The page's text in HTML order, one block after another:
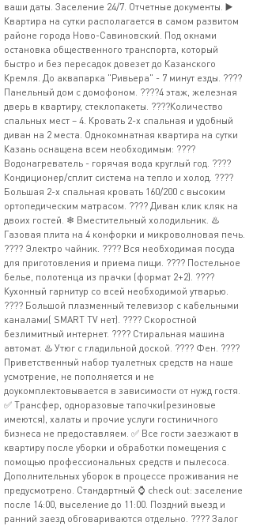
ваши даты. Заселение 24/7. Отчетные документы. ▶️
Квартира на сутки располагается в самом развитом
районе города Ново-Савиновский. Под окнами
остановка общественного транспорта, который
быстро и без пересадок довезет до Казанского
Кремля. До аквапарка "Ривьера" - 7 минут езды. ????
Панельный дом с домофоном. ????4 этаж, железная
дверь в квартиру, стеклопакеты. ????Количество
спальных мест – 4. Кровать 2-х спальная и удобный
диван на 2 места. Однокомнатная квартира на сутки
Казань оснащена всем необходимым: ????
Водонагреватель - горячая вода круглый год. ????
Кондиционер/сплит система на тепло и холод. ????
Большая 2-х спальная кровать 160/200 с высоким
ортопедическим матрасом. ????️ Диван клик кляк на
двоих гостей. ❄ Вместительный холодильник. ♨️
Газовая плита на 4 конфорки и микроволновая печь.
???? Электро чайник. ???? Вся необходимая посуда
для приготовления и приема пищи. ???? Постельное
белье, полотенца из прачки (формат 2+2). ????
Кухонный гарнитур со всей необходимой утварью.
???? Большой плазменный телевизор с кабельными
каналами( SMART TV нет). ???? Скоростной
безлимитный интернет. ???? Стиральная машина
автомат. ♨️ Утюг с гладильной доской. ???? Фен. ????
Приветственный набор туалетных средств на наше
усмотрение, не пополняется и не
доукомплектовывается в зависимости от нужд гостя.
✅ Трансфер, одноразовые тапочки(резиновые
имеются), халаты и прочие услуги гостиничного
бизнеса не предоставляем. ✅ Все гости заезжают в
квартиру после уборки и обработки помещения с
помощью профессиональных средств и пылесоса.
Дополнительных уборок в процессе проживания не
предусмотрено. Стандартный ⌚ check out: заселение
после 14:00, выселение до 11:00. Поздний выезд и
ранний заезд обговариваются отдельно. ???? Залог